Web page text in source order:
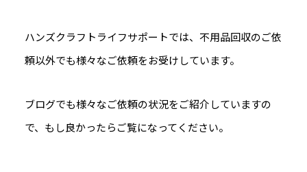
ハンズクラフトライフサポートでは、不用品回収のご依
頼以外でも様々なご依頼をお受けしています。
ブログでも様々なご依頼の状況をご紹介していますの
で、もし良かったらご覧になってください。